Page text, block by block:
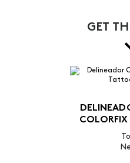
GET
COLORFIX